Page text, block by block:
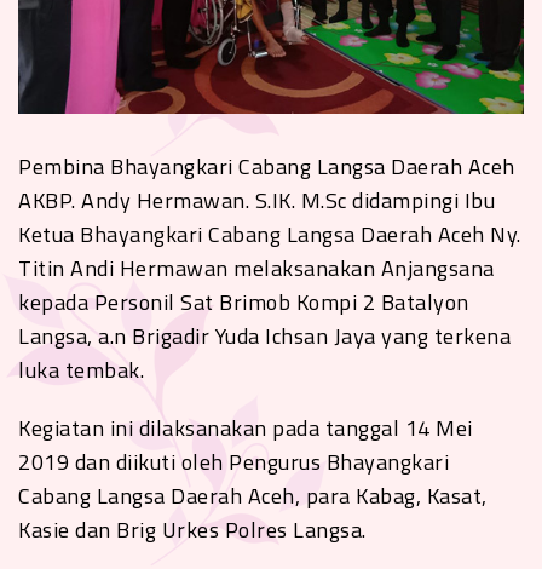
Pembina Bhayangkari Cabang Langsa Daerah Aceh
AKBP. Andy Hermawan. S.IK. M.Sc didampingi Ibu
Ketua Bhayangkari Cabang Langsa Daerah Aceh Ny.
Titin Andi Hermawan melaksanakan Anjangsana
kepada Personil Sat Brimob Kompi 2 Batalyon
Langsa, a.n Brigadir Yuda Ichsan Jaya yang terkena
luka tembak.
Kegiatan ini dilaksanakan pada tanggal 14 Mei
2019 dan diikuti oleh Pengurus Bhayangkari
Cabang Langsa Daerah Aceh, para Kabag, Kasat,
Kasie dan Brig Urkes Polres Langsa.